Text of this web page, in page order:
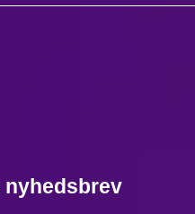
nyhedsbrev